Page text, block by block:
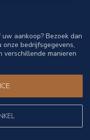
aankoop? Bezoek dan
bedrijfsgegevens,
verschillende manieren